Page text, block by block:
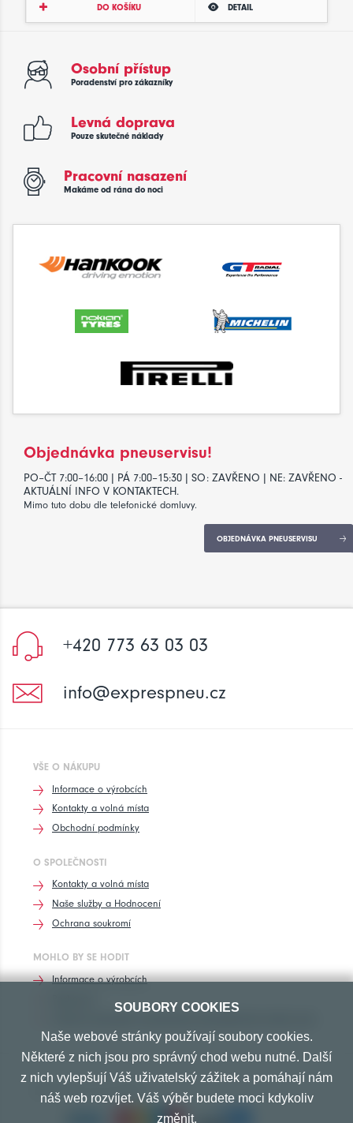
DO KOŠÍKU DETAIL
Osobní přístup
Poradenství pro zákazníky
Levná doprava
Pouze skutečné náklady
Pracovní nasazení
Makáme od rána do noci
Objednávka pneuservisu!
PO–ČT 7:00–16:00 | PÁ 7:00–15:30 | SO: ZAVŘENO | NE: ZAVŘENO -
AKTUÁLNÍ INFO V KONTAKTECH.
Mimo tuto dobu dle telefonické domluvy.
OBJEDNÁVKA PNEUSERVISU
+420 773 63 03 03
info@exprespneu.cz
VŠE O NÁKUPU
Informace o výrobcích
Kontakty a volná místa
Obchodní podmínky
O SPOLEČNOSTI
Kontakty a volná místa
Naše služby a Hodnocení
Ochrana soukromí
MOHLO BY SE HODIT
Informace o výrobcích
PŘIJÍMÁME TYTO PLATBY
SOUBORY COOKIES
Naše webové stránky používají soubory cookies.
Některé z nich jsou pro správný chod webu nutné. Další
z nich vylepšují Váš uživatelský zážitek a pomáhají nám
náš web rozvíjet. Váš výběr budete moci kdykoliv
změnit.